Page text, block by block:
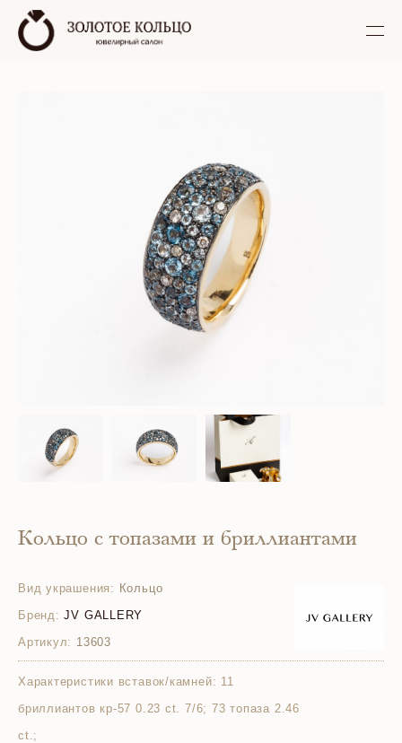
Кольцо с топазами и бриллиантами
Вид украшения: Кольцо
Бренд: JV GALLERY
Артикул: 13603
Характеристики вставок/камней: 11
бриллиантов кр-57 0.23 ct. 7/6; 73 топаза 2.46
ct.;